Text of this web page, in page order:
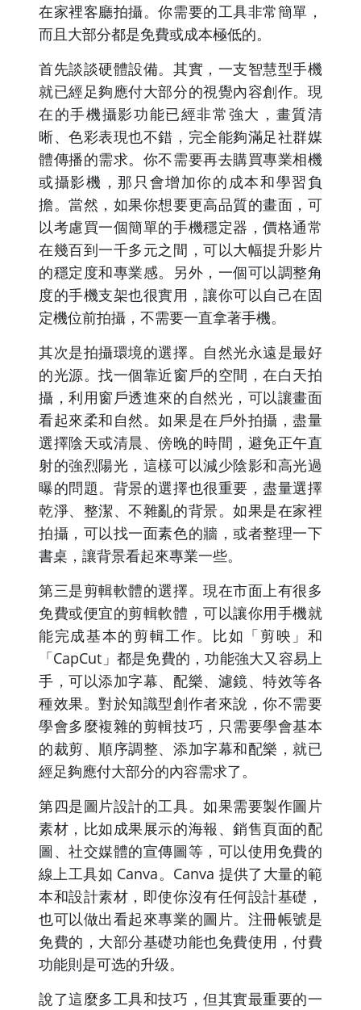
在家裡客廳拍攝。你需要的工具非常簡單，
而且大部分都是免費或成本極低的。
首先談談硬體設備。其實，一支智慧型手機
就已經足夠應付大部分的視覺內容創作。現
在的手機攝影功能已經非常強大，畫質清
晰、色彩表現也不錯，完全能夠滿足社群媒
體傳播的需求。你不需要再去購買專業相機
或攝影機，那只會增加你的成本和學習負
擔。當然，如果你想要更高品質的畫面，可
以考慮買一個簡單的手機穩定器，價格通常
在幾百到一千多元之間，可以大幅提升影片
的穩定度和專業感。另外，一個可以調整角
度的手機支架也很實用，讓你可以自己在固
定機位前拍攝，不需要一直拿著手機。
其次是拍攝環境的選擇。自然光永遠是最好
的光源。找一個靠近窗戶的空間，在白天拍
攝，利用窗戶透進來的自然光，可以讓畫面
看起來柔和自然。如果是在戶外拍攝，盡量
選擇陰天或清晨、傍晚的時間，避免正午直
射的強烈陽光，這樣可以減少陰影和高光過
曝的問題。背景的選擇也很重要，盡量選擇
乾淨、整潔、不雜亂的背景。如果是在家裡
拍攝，可以找一面素色的牆，或者整理一下
書桌，讓背景看起來專業一些。
第三是剪輯軟體的選擇。現在市面上有很多
免費或便宜的剪輯軟體，可以讓你用手機就
能完成基本的剪輯工作。比如「剪映」和
「CapCut」都是免費的，功能強大又容易上
手，可以添加字幕、配樂、濾鏡、特效等各
種效果。對於知識型創作者來說，你不需要
學會多麼複雜的剪輯技巧，只需要學會基本
的裁剪、順序調整、添加字幕和配樂，就已
經足夠應付大部分的內容需求了。
第四是圖片設計的工具。如果需要製作圖片
素材，比如成果展示的海報、銷售頁面的配
圖、社交媒體的宣傳圖等，可以使用免費的
線上工具如 Canva。Canva 提供了大量的範
本和設計素材，即使你沒有任何設計基礎，
也可以做出看起來專業的圖片。注冊帳號是
免費的，大部分基礎功能也免費使用，付費
功能則是可选的升级。
說了這麼多工具和技巧，但其實最重要的一